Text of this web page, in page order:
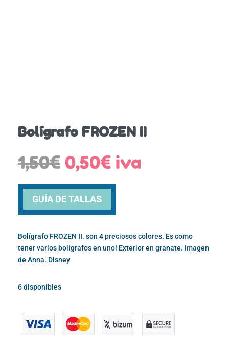
Bolígrafo FROZEN II
1,50€ El
precio
original
era:
1,50€.
0,50€El
precio
actual
0,50€.
iva
GUÍA DE TALLAS
Bolígrafo FROZEN II. son 4 preciosos colores. Es como
tener varios bolígrafos en uno! Exterior en granate. Imagen
de Anna. Disney
6 disponibles